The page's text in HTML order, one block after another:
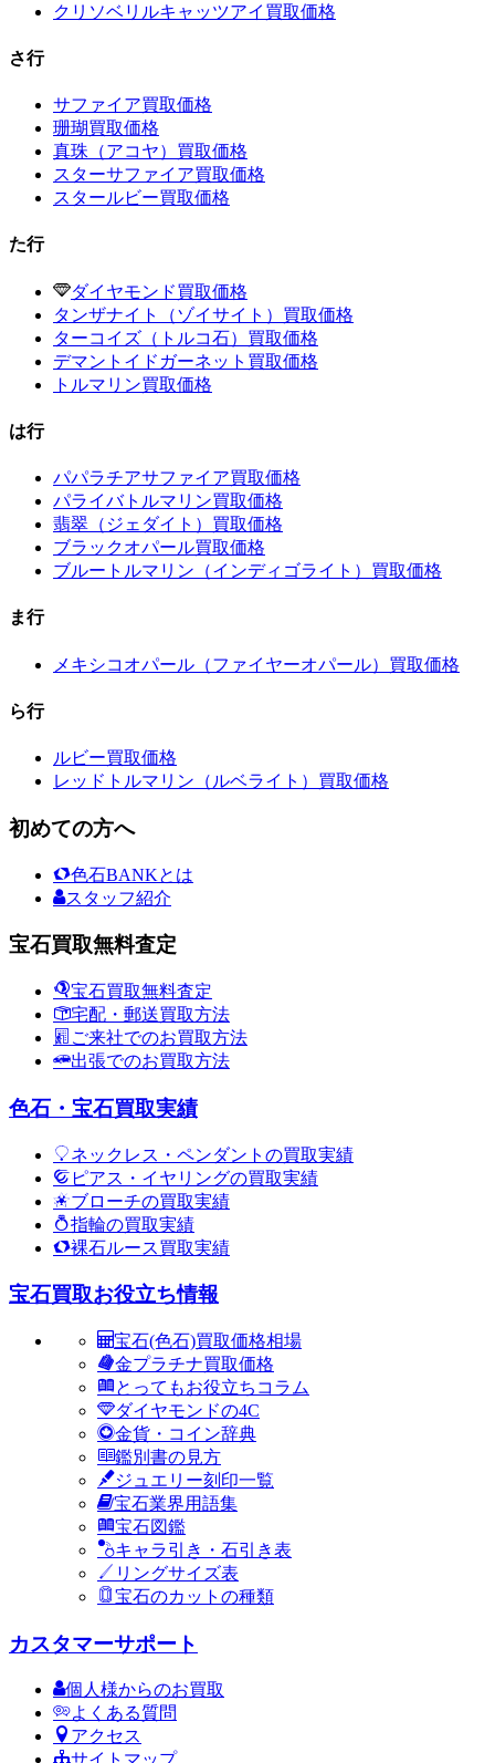
クリソベリルキャッツアイ買取価格
さ行
サファイア買取価格
珊瑚買取価格
真珠（アコヤ）買取価格
スターサファイア買取価格
スタールビー買取価格
た行
ダイヤモンド買取価格
タンザナイト（ゾイサイト）買取価格
ターコイズ（トルコ石）買取価格
デマントイドガーネット買取価格
トルマリン買取価格
は行
パパラチアサファイア買取価格
パライバトルマリン買取価格
翡翠（ジェダイト）買取価格
ブラックオパール買取価格
ブルートルマリン（インディゴライト）買取価格
ま行
メキシコオパール（ファイヤーオパール）買取価格
ら行
ルビー買取価格
レッドトルマリン（ルベライト）買取価格
初めての方へ
色石BANKとは
スタッフ紹介
宝石買取無料査定
宝石買取無料査定
宅配・郵送買取方法
ご来社でのお買取方法
出張でのお買取方法
色石・宝石買取実績
ネックレス・ペンダントの買取実績
ピアス・イヤリングの買取実績
ブローチの買取実績
指輪の買取実績
裸石ルース買取実績
宝石買取お役立ち情報
宝石(色石)買取価格相場
金プラチナ買取価格
とってもお役立ちコラム
ダイヤモンドの4C
金貨・コイン辞典
鑑別書の見方
ジュエリー刻印一覧
宝石業界用語集
宝石図鑑
キャラ引き・石引き表
リングサイズ表
宝石のカットの種類
カスタマーサポート
個人様からのお買取
よくある質問
アクセス